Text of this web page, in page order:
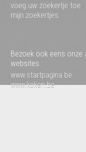
voeg uw zoekertje toe
mijn zoekertjes
Bezoek ook eens onze
websites :
www.startpagina.be
www.koken.be